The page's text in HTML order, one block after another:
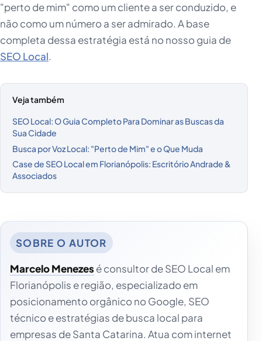
"perto de mim" como um cliente a ser conduzido, e
não como um número a ser admirado. A base
completa dessa estratégia está no nosso guia de
SEO Local.
Veja também
SEO Local: O Guia Completo Para Dominar as Buscas da
Sua Cidade
Busca por Voz Local: "Perto de Mim" e o Que Muda
Case de SEO Local em Florianópolis: Escritório Andrade &
Associados
Marcelo Menezesé consultor de SEO Local em
Florianópolis e região, especializado em
posicionamento orgânico no Google, SEO
técnico e estratégias de busca local para
empresas de Santa Catarina. Atua com internet